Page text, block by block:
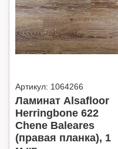
Артикул: 1064266
Ламинат Alsafloor
Herringbone 622
Chene Baleares
(правая планка), 1